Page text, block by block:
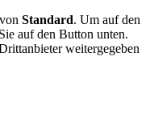
Standard. Um auf den
auf den Button unten.
weitergegeben